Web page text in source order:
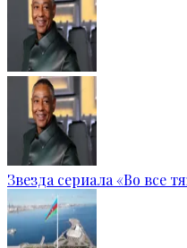
Звезда сериала «Во все